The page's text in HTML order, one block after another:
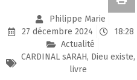
Philippe Marie
27 décembre 2024
18:28
Actualité
CARDINAL sARAH, Dieu existe,
livre